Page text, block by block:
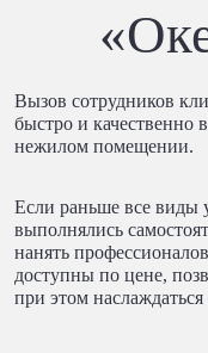
Вызов сотрудников
быстро и
нежилом помещении.
Если раньше все виды
выполнялись
нанять
доступны по цене,
при этом